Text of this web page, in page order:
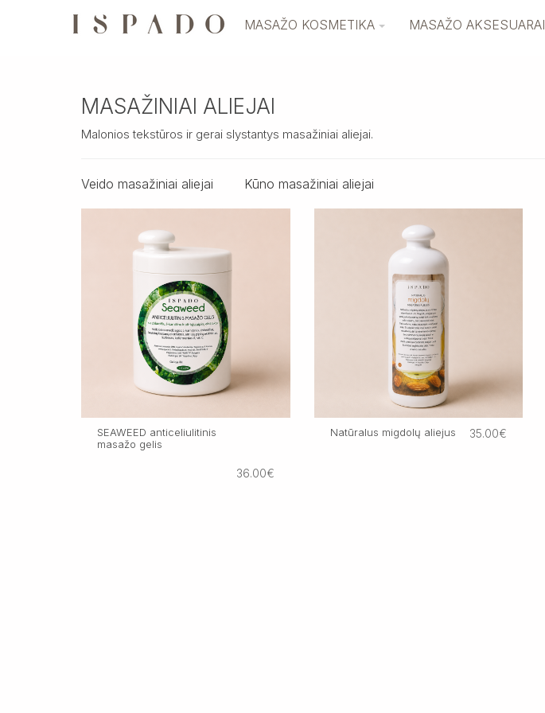
MASAŽO KOSMETIKA MASAŽO AKSESUARAI
MASAŽINIAI ALIEJAI
Malonios tekstūros ir gerai slystantys masažiniai aliejai.
Veido masažiniai aliejai Kūno masažiniai aliejai
SEAWEED anticeliulitinis
masažo gelis
36.00€
Natūralus migdolų aliejus 35.00€